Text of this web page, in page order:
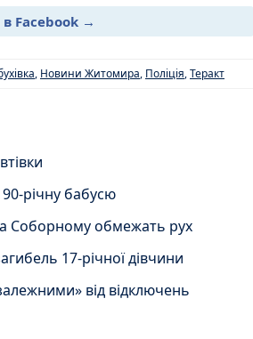
Facebook →
, Новини Житомира, Поліція,Теракт
річну бабусю
Соборному обмежать рух
17-річної дівчини
від відключень